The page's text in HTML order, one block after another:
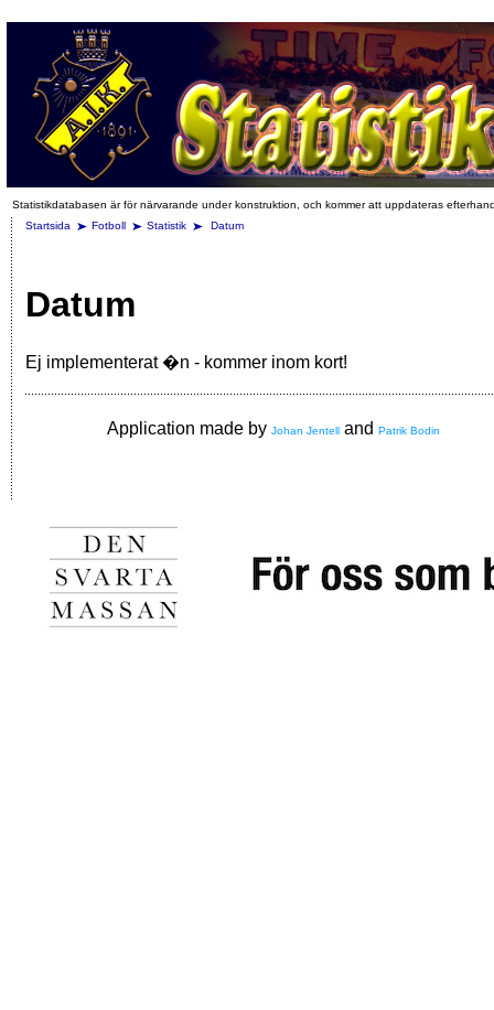
Statistikdatabasen är för närvarande under konstruktion, och kommer att uppdateras
Startsida
Fotboll Statistik Datum
Datum
Ej implementerat �n - kommer inom kort!
Application made by Johan Jentell and Patrik Bodin